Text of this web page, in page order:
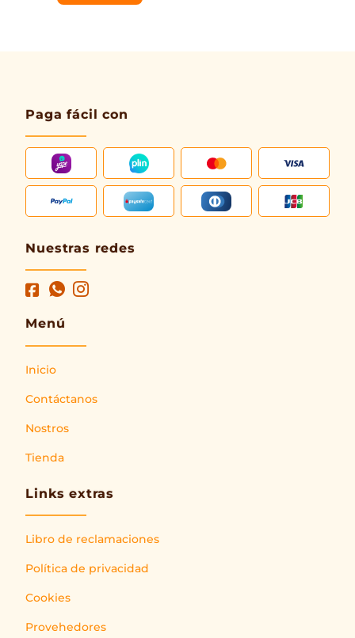
Paga fácil con
Nuestras redes
Menú
Inicio
Contáctanos
Nostros
Tienda
Links extras
Libro de reclamaciones
Política de privacidad
Cookies
Provehedores